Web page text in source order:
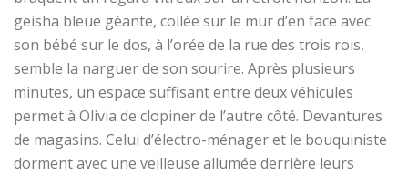
geisha bleue géante, collée sur le mur d’en face avec
son bébé sur le dos, à l’orée de la rue des trois rois,
semble la narguer de son sourire. Après plusieurs
minutes, un espace suffisant entre deux véhicules
permet à Olivia de clopiner de l’autre côté. Devantures
de magasins. Celui d’électro-ménager et le bouquiniste
dorment avec une veilleuse allumée derrière leurs